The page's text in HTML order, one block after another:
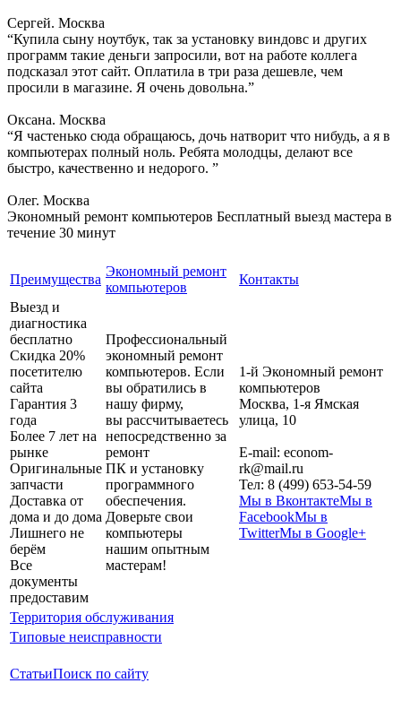
Сергей. Москва
“Купила сыну ноутбук, так за установку виндовс и других
программ такие деньги запросили, вот на работе коллега
подсказал этот сайт. Оплатила в три раза дешевле, чем
просили в магазине. Я очень довольна.”
Оксана. Москва
“Я частенько сюда обращаюсь, дочь натворит что нибудь, а я в
компьютерах полный ноль. Ребята молодцы, делают все
быстро, качественно и недорого. ”
Олег. Москва
Экономный ремонт компьютеров Бесплатный выезд мастера в
течение 30 минут
Преимущества
Экономный ремонт
компьютеров
Контакты
Выезд и
диагностика
бесплатно
Скидка 20%
посетителю
сайта
Гарантия 3
года
Более 7 лет на
рынке
Оригинальные
запчасти
Доставка от
дома и до дома
Лишнего не
берём
Все
документы
предоставим
Профессиональный
экономный ремонт
компьютеров. Если
вы обратились в
нашу фирму,
вы рассчитываетесь
непосредственно за
ремонт
ПК и установку
программного
обеспечения.
Доверьте свои
компьютеры
нашим опытным
мастерам!
1-й Экономный ремонт
компьютеров
Москва, 1-я Ямская
улица, 10
E-mail: econom-
rk@mail.ru
Тел: 8 (499) 653-54-59
Мы в ВконтактеМы в
FacebookМы в
TwitterМы в Google+
Территория обслуживания
Типовые неисправности
СтатьиПоиск по сайту